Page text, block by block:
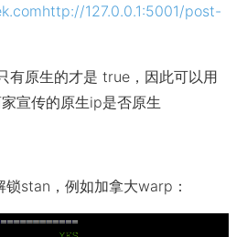
127.0.0.1:5001/post-
有原生的才是 true，因此可以用
宣传的原生ip是否原生
stan，例如加拿大warp：